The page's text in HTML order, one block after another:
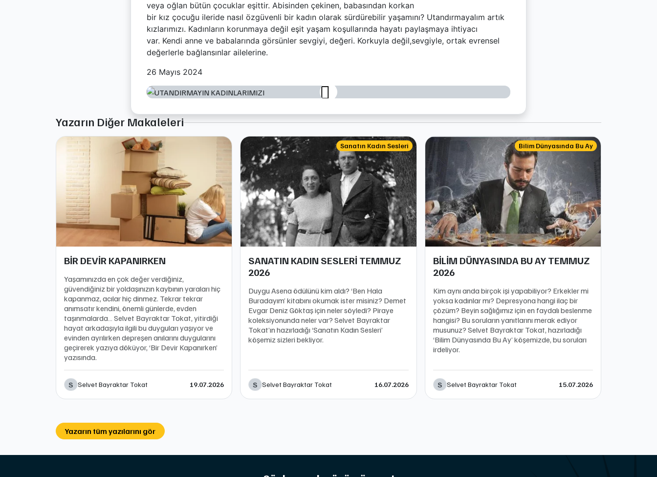
veya oğlan bütün çocuklar eşittir. Abisinden çekinen, babasından korkan
bir kız çocuğu ileride nasıl özgüvenli bir kadın olarak sürdürebilir yaşamını? Utandırmayalım artık
kızlarımızı. Kadınların korunmaya değil eşit yaşam koşullarında hayatı paylaşmaya ihtiyacı
var. Kendi anne ve babalarında görsünler sevgiyi, değeri. Korkuyla değil,sevgiyle, ortak evrensel
değerlerle bağlansınlar ailelerine.
26 Mayıs 2024
Yazarın Diğer Makaleleri
BİR DEVİR KAPANIRKEN
Yaşamınızda en çok değer verdiğiniz,
güvendiğiniz bir yoldaşınızın kaybının yaraları hiç
kapanmaz, acılar hiç dinmez. Tekrar tekrar
anımsatır kendini, önemli günlerde, evden
taşınmalarda… Selvet Bayraktar Tokat, yitirdiği
hayat arkadaşıyla ilgili bu duyguları yaşıyor ve
evinden ayrılırken depreşen anılarını duygularını
geçirerek yazıya döküyor, ‘Bir Devir Kapanırken’
yazısında.
S Selvet Bayraktar Tokat 19.07.2026
Sanatın Kadın Sesleri
SANATIN KADIN SESLERİ TEMMUZ
2026
Duygu Asena ödülünü kim aldı? ‘Ben Hala
Buradayım’ kitabını okumak ister misiniz? Demet
Evgar Deniz Göktaş için neler söyledi? Piraye
koleksiyonunda neler var? Selvet Bayraktar
Tokat’ın hazırladığı ‘Sanatın Kadın Sesleri’
köşemiz sizleri bekliyor.
S Selvet Bayraktar Tokat 16.07.2026
Bilim Dünyasında Bu Ay
BİLİM DÜNYASINDA BU AY TEMMUZ
2026
Kim aynı anda birçok işi yapabiliyor? Erkekler mi
yoksa kadınlar mı? Depresyona hangi ilaç bir
çözüm? Beyin sağlığımız için en faydalı beslenme
hangisi? Bu soruların yanıtlarını merak ediyor
musunuz? Selvet Bayraktar Tokat, hazırladığı
‘Bilim Dünyasında Bu Ay’ köşemizde, bu soruları
irdeliyor.
S Selvet Bayraktar Tokat 15.07.2026
Yazarın tüm yazılarını gör